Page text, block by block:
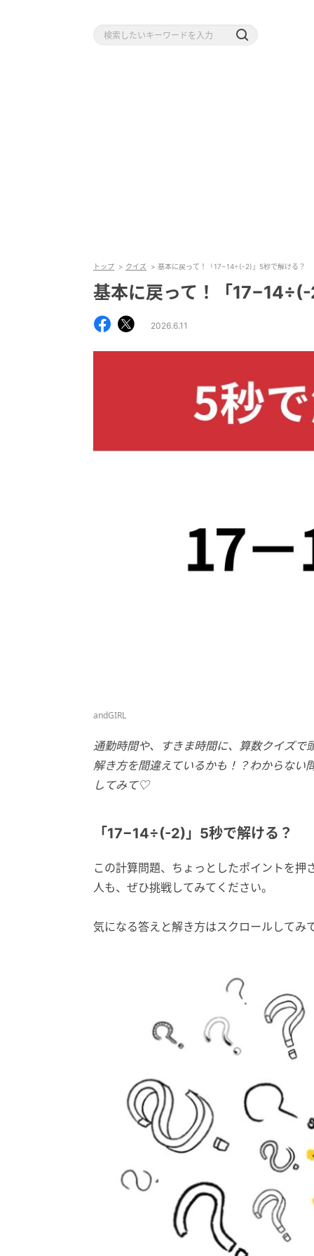
トップ クイズ 基本に戻って！「17−14÷(-2)」5秒で解ける？
基本に戻って！「
2026.6.11
andGIRL
通勤時間や、すきま時間に、算数クイズで
解き方を間違えているかも！？わからない
してみて♡
「17−14÷(-2)」5秒で解ける？
この計算問題、ちょっとしたポイントを
人も、ぜひ挑戦してみてください。
気になる答えと解き方はスクロールしてみ